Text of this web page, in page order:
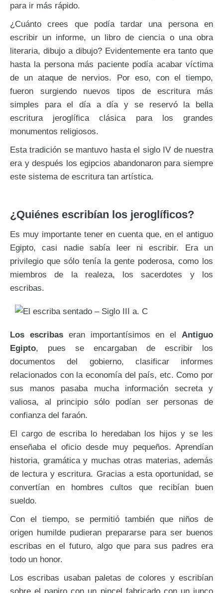
para ir más rápido.
¿Cuánto crees que podía tardar una persona en
escribir un informe, un libro de ciencia o una obra
literaria, dibujo a dibujo? Evidentemente era tanto que
hasta la persona más paciente podía acabar víctima
de un ataque de nervios. Por eso, con el tiempo,
fueron surgiendo nuevos tipos de escritura más
simples para el día a día y se reservó la bella
escritura jeroglífica clásica para los grandes
monumentos religiosos.
Esta tradición se mantuvo hasta el siglo IV de nuestra
era y después los egipcios abandonaron para siempre
este sistema de escritura tan artística.
¿Quiénes escribían los jeroglíficos?
Es muy importante tener en cuenta que, en el antiguo
Egipto, casi nadie sabía leer ni escribir. Era un
privilegio que sólo tenía la gente poderosa, como los
miembros de la realeza, los sacerdotes y los
escribas.
Los escribaseran importantísimos en elAntiguo
Egipto, pues se encargaban de escribir los
documentos del gobierno, clasificar informes
relacionados con la economía del país, etc. Como por
sus manos pasaba mucha información secreta y
valiosa, al principio sólo podían ser personas de
confianza del faraón.
El cargo de escriba lo heredaban los hijos y se les
enseñaba el oficio desde muy pequeños. Aprendían
historia, gramática y muchas otras materias, además
de lectura y escritura. Gracias a esta oportunidad, se
convertían en hombres cultos que recibían buen
sueldo.
Con el tiempo, se permitió también que niños de
origen humilde pudieran prepararse para ser buenos
escribas en el futuro, algo que para sus padres era
todo un honor.
Los escribas usaban paletas de colores y escribían
sobre el papiro con un pincel fabricado con un junco